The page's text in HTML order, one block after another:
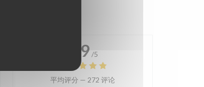
4.9 /5
平均评分 — 272 评论